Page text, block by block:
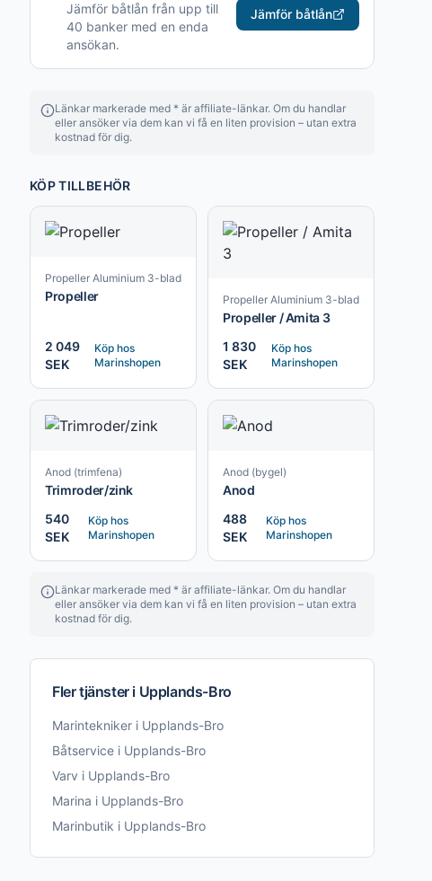
Jämför båtlån från upp till
40 banker med en enda
ansökan.
Jämför båtlån
Länkar markerade med * är affiliate-länkar. Om du handlar
eller ansöker via dem kan vi få en liten provision – utan extra
kostnad för dig.
KÖP TILLBEHÖR
Propeller Aluminium 3-blad
Propeller
2 049
SEK
Köp hos
Marinshopen
Propeller Aluminium 3-blad
Propeller / Amita 3
1 830
SEK
Köp hos
Marinshopen
Anod (trimfena)
Trimroder/zink
540
SEK
Köp hos
Marinshopen
Anod (bygel)
Anod
488
SEK
Köp hos
Marinshopen
Länkar markerade med * är affiliate-länkar. Om du handlar
eller ansöker via dem kan vi få en liten provision – utan extra
kostnad för dig.
Fler tjänster i Upplands-Bro
Marintekniker i Upplands-Bro
Båtservice i Upplands-Bro
Varv i Upplands-Bro
Marina i Upplands-Bro
Marinbutik i Upplands-Bro